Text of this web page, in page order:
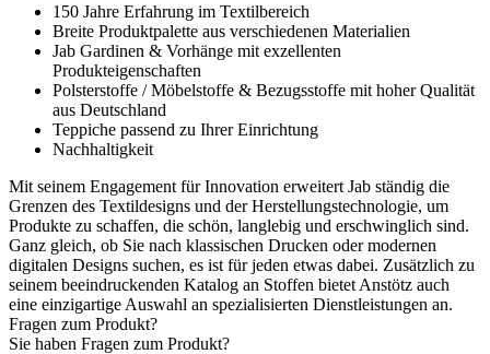
150 Jahre Erfahrung im Textilbereich
Breite Produktpalette aus verschiedenen Materialien
Jab Gardinen & Vorhänge mit exzellenten
Produkteigenschaften
Polsterstoffe / Möbelstoffe & Bezugsstoffe mit hoher Qualität
aus Deutschland
Teppiche passend zu Ihrer Einrichtung
Nachhaltigkeit
Mit seinem Engagement für Innovation erweitert Jab ständig die
Grenzen des Textildesigns und der Herstellungstechnologie, um
Produkte zu schaffen, die schön, langlebig und erschwinglich sind.
Ganz gleich, ob Sie nach klassischen Drucken oder modernen
digitalen Designs suchen, es ist für jeden etwas dabei. Zusätzlich zu
seinem beeindruckenden Katalog an Stoffen bietet Anstötz auch
eine einzigartige Auswahl an spezialisierten Dienstleistungen an.
Fragen zum Produkt?
Sie haben Fragen zum Produkt?